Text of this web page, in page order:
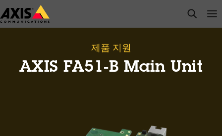
주
요
open
제품 지원
AXIS FA51-B Main Unit